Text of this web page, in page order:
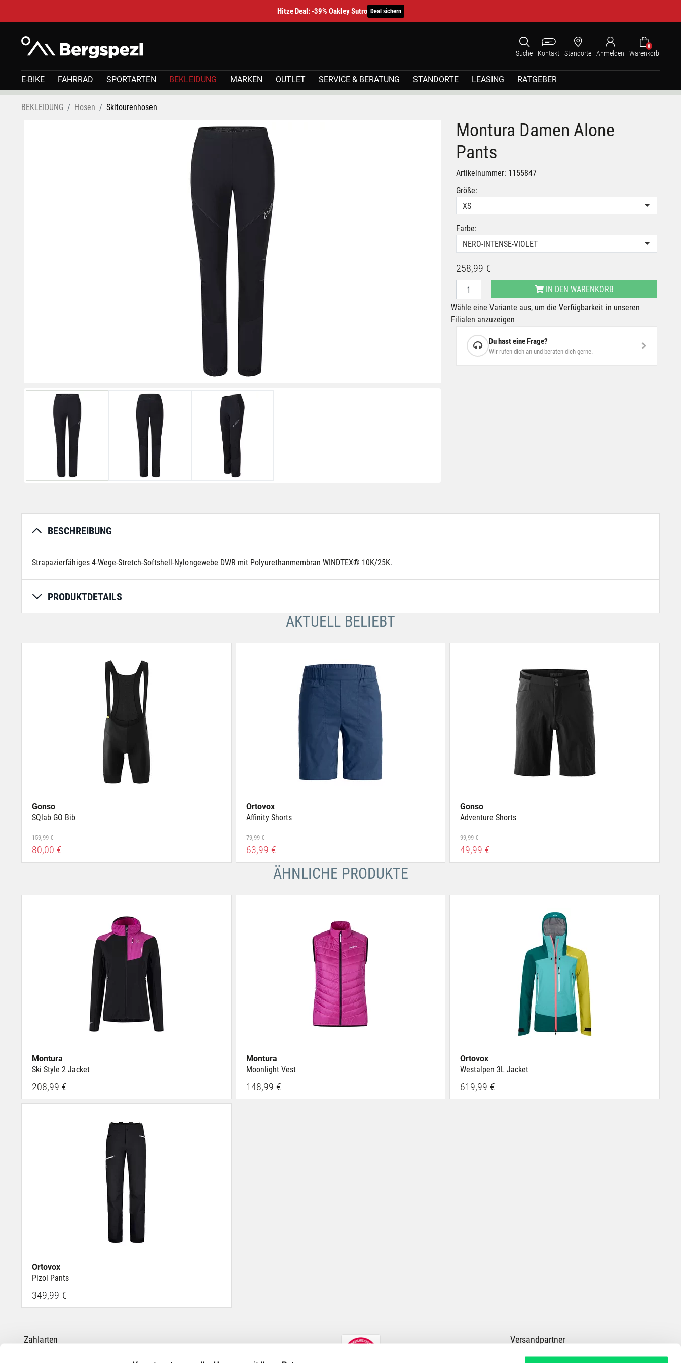
Hitze Deal: -39% Oakley Sutro Deal sichern
Suche Kontakt Standorte Anmelden
0
Warenkorb
E-BIKE FAHRRAD SPORTARTEN BEKLEIDUNG MARKEN OUTLET SERVICE & BERATUNG STANDORTE LEASING RATGEBER
BEKLEIDUNG Hosen Skitourenhosen
Montura Damen Alone
Pants
Artikelnummer: 1155847
Größe:
XS
Farbe:
NERO-INTENSE-VIOLET
258,99 €
IN DEN WARENKORB
Wähle eine Variante aus, um die Verfügbarkeit in unseren
Filialen anzuzeigen
Du hast eine Frage?
Wir rufen dich an und beraten dich gerne.
BESCHREIBUNG
Strapazierfähiges 4-Wege-Stretch-Softshell-Nylongewebe DWR mit Polyurethanmembran WINDTEX® 10K/25K.
PRODUKTDETAILS
AKTUELL BELIEBT
Gonso
SQlab GO Bib
159,99 €
80,00 €
Ortovox
Affinity Shorts
79,99 €
63,99 €
Gonso
Adventure Shorts
99,99 €
49,99 €
ÄHNLICHE PRODUKTE
Montura
Ski Style 2 Jacket
208,99 €
Montura
Moonlight Vest
148,99 €
Ortovox
Westalpen 3L Jacket
619,99 €
Ortovox
Pizol Pants
349,99 €
Zahlarten Versandpartner